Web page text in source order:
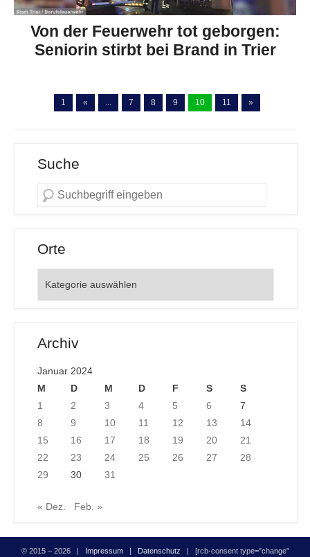
Von der Feuerwehr tot geborgen:
Seniorin stirbt bei Brand in Trier
1 « ... 7 8 9 10 11 »
Suche
Orte
Archiv
Januar 2024
M
D M D F S
S
1
2 3 4 5 6
7
8
9 10 11 12 13
14
15
16 17 18 19 20
21
22
23 24 25 26 27
28
29
30 31
« Dez. Feb. »
© 2015 – 2026 | Impressum| Datenschutz | [rcb-consent type="change"